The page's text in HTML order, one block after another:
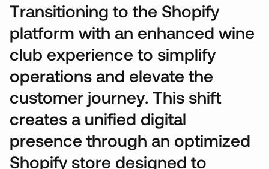
Transitioning to the Shopify
platform with an enhanced wine
club experience to simplify
operations and elevate the
customer journey. This shift
creates a unified digital
presence through an optimized
Shopify store designed to